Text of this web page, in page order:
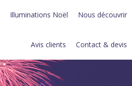
Illuminations Noël Nous découvrir
Avis clients Contact & devis